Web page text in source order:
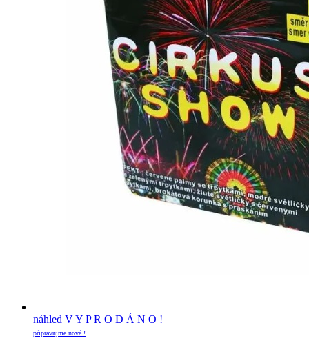
náhled V Y P R O D Á N O !
připravujme nové !